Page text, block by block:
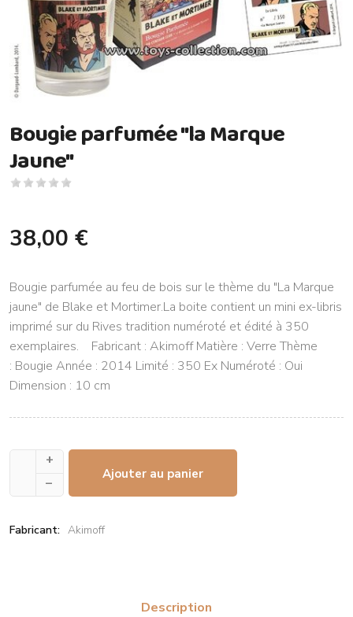
Bougie parfumée "la Marque
Jaune"
38,00 €
Bougie parfumée au feu de bois sur le thème du "La Marque
jaune" de Blake et Mortimer.La boite contient un mini ex-libris
imprimé sur du Rives tradition numéroté et édité à 350
exemplaires. Fabricant : Akimoff Matière : Verre Thème
: Bougie Année : 2014 Limité : 350 Ex Numéroté : Oui
Dimension : 10 cm
+
–
Ajouter au panier
Fabricant: Akimoff
Description